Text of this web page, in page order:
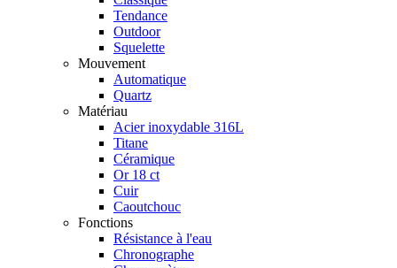
Tendance
Outdoor
Squelette
Mouvement
Automatique
Quartz
Matériau
Acier inoxydable 316L
Titane
Céramique
Or 18 ct
Cuir
Caoutchouc
Fonctions
Résistance à l'eau
Chronographe